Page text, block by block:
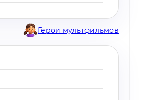
Герои мультфильмов